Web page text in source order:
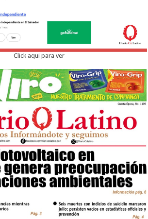
Click aqui para ver